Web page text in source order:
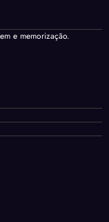
e memorização.